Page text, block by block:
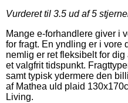
Vurderet til 3.5 ud af 5
Mange e-forhandlere giver i
for fragt. En yndling er i vore
nemlig er ret fleksibelt for
et valgfrit tidspunkt.
samt typisk ydermere den
af Mathea uld plaid
Living.